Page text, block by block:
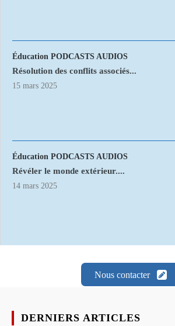
Éducation PODCASTS AUDIOS
Résolution des conflits associés...
15 mars 2025
Éducation PODCASTS AUDIOS
Révéler le monde extérieur....
14 mars 2025
Nous contacter
DERNIERS ARTICLES